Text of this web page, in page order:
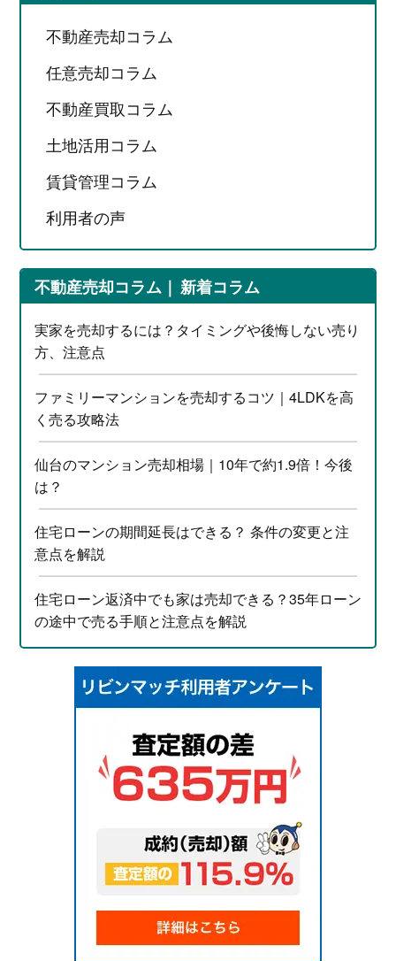
不動産売却コラム
任意売却コラム
不動産買取コラム
土地活用コラム
賃貸管理コラム
利用者の声
不動産売却コラム 新着コラム
実家を売却するには？タイミングや後悔しない売り
方、注意点
ファミリーマンションを売却するコツ｜4LDKを高
く売る攻略法
仙台のマンション売却相場｜10年で約1.9倍！今後
は？
住宅ローンの期間延長はできる？ 条件の変更と注
意点を解説
住宅ローン返済中でも家は売却できる？35年ローン
の途中で売る手順と注意点を解説